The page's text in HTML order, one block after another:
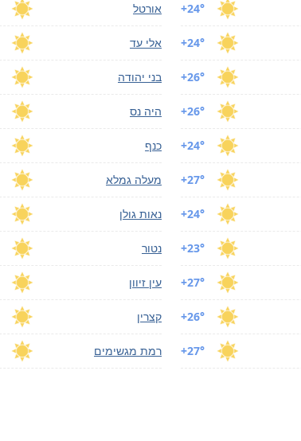
+24° אורטל
+24° אלי עד
+26° בני יהודה
+26° היה נס
+24° כנף
+27° מעלה גמלא
+24° נאות גולן
+23° נטור
+27° עין זיוון
+26° קצרין
+27° רמת מגשימים